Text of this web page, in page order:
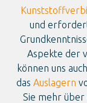
und
Aspekte der
können uns
das Auslagern
Sie mehr über